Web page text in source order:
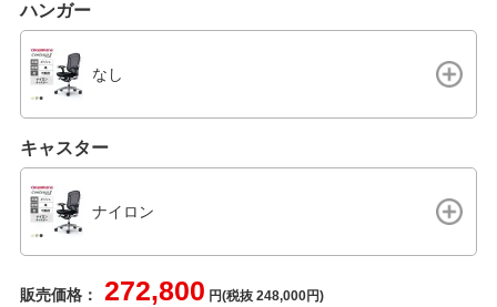
ハンガー
なし
キャスター
ナイロン
販売価格： 272,800 円(税抜 248,000円)